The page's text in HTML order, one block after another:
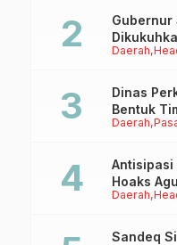
Cita-Cita
Daerah
Gubernur
Raih
Daerah
Dinas
Bentuk
ICS untuk
Daerah
Antisipasi
Hoaks
Sulbar
Sandeq